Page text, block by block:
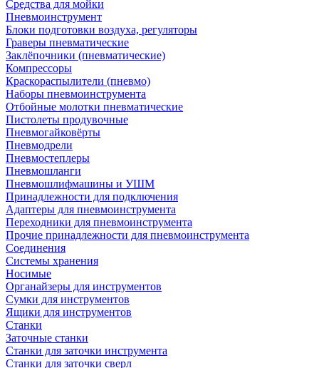
Средства для мойки
Пневмоинструмент
Блоки подготовки воздуха, регуляторы
Граверы пневматические
Заклёпочники (пневматические)
Компрессоры
Краскораспылители (пневмо)
Наборы пневмоинструмента
Отбойные молотки пневматические
Пистолеты продувочные
Пневмогайковёрты
Пневмодрели
Пневмостеплеры
Пневмошланги
Пневмошлифмашины и УШМ
Принадлежности для подключения
Адаптеры для пневмоинструмента
Переходники для пневмоинструмента
Прочие принадлежности для пневмоинструмента
Соединения
Системы хранения
Носимые
Органайзеры для инструментов
Сумки для инструментов
Ящики для инструментов
Станки
Заточные станки
Станки для заточки инструмента
Станки для заточки сверл